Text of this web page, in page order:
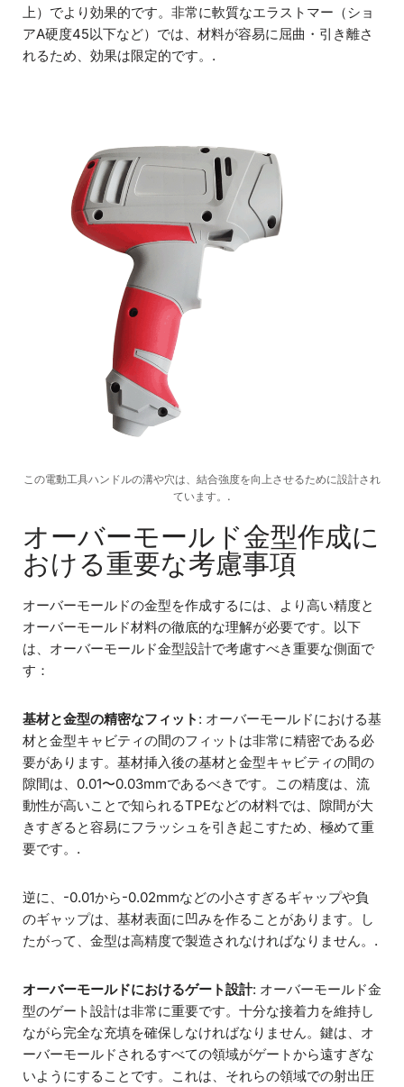
上）でより効果的です。非常に軟質なエラストマー（ショ
アA硬度45以下など）では、材料が容易に屈曲・引き離さ
れるため、効果は限定的です。.
この電動工具ハンドルの溝や穴は、結合強度を向上させるために設計され
ています。.
オーバーモールド金型作成に
おける重要な考慮事項
オーバーモールドの金型を作成するには、より高い精度と
オーバーモールド材料の徹底的な理解が必要です。以下
は、オーバーモールド金型設計で考慮すべき重要な側面で
す：
基材と金型の精密なフィット : オーバーモールドにおける基
材と金型キャビティの間のフィットは非常に精密である必
要があります。基材挿入後の基材と金型キャビティの間の
隙間は、0.01〜0.03mmであるべきです。この精度は、流
動性が高いことで知られるTPEなどの材料では、隙間が大
きすぎると容易にフラッシュを引き起こすため、極めて重
要です。.
逆に、-0.01から-0.02mmなどの小さすぎるギャップや負
のギャップは、基材表面に凹みを作ることがあります。し
たがって、金型は高精度で製造されなければなりません。.
オーバーモールドにおけるゲート設計: オーバーモールド金
型のゲート設計は非常に重要です。十分な接着力を維持し
ながら完全な充填を確保しなければなりません。鍵は、オ
ーバーモールドされるすべての領域がゲートから遠すぎな
いようにすることです。これは、それらの領域での射出圧